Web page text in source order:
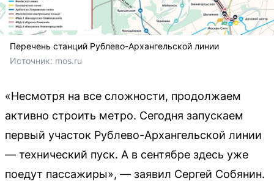
Перечень станций Рублево-Архангельской линии
Источник: mos.ru
«Несмотря на все сложности, продолжаем
активно строить метро. Сегодня запускаем
первый участок Рублево-Архангельской линии
— технический пуск. А в сентябре здесь уже
поедут пассажиры», — заявил Сергей Собянин.